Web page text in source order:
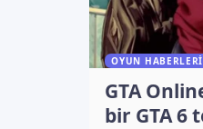
OYUN HABERLERI
GTA
bir GTA 6